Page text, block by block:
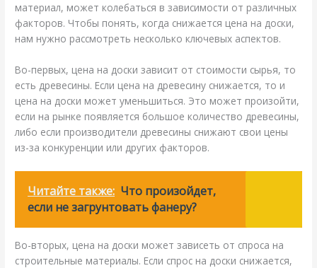
материал, может колебаться в зависимости от различных
факторов. Чтобы понять, когда снижается цена на доски,
нам нужно рассмотреть несколько ключевых аспектов.
Во-первых, цена на доски зависит от стоимости сырья, то
есть древесины. Если цена на древесину снижается, то и
цена на доски может уменьшиться. Это может произойти,
если на рынке появляется большое количество древесины,
либо если производители древесины снижают свои цены
из-за конкуренции или других факторов.
Читайте также: Что произойдет,
если не загрунтовать фанеру?
Во-вторых, цена на доски может зависеть от спроса на
строительные материалы. Если спрос на доски снижается,